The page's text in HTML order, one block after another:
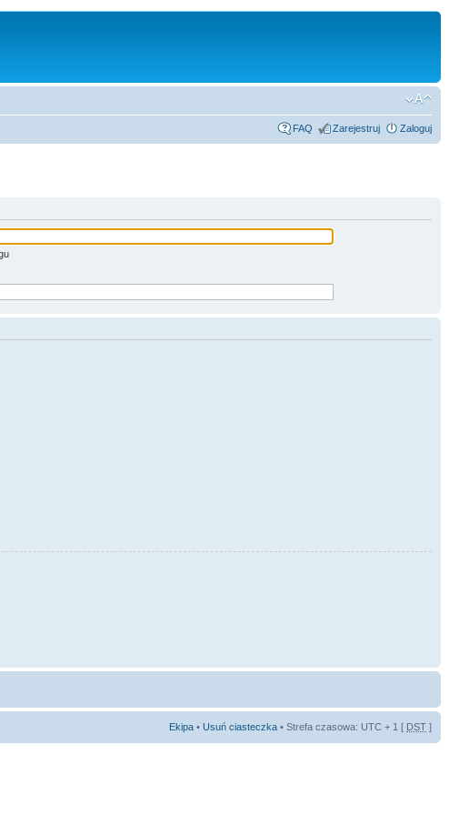
FAQ Zarejestruj Zaloguj
Ekipa • Usuń ciasteczka • Strefa czasowa: UTC + 1 [ DST ]